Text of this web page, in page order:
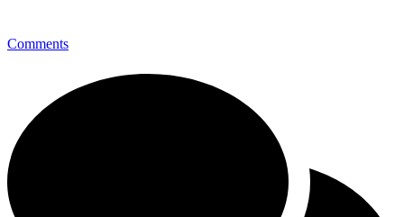
Comments